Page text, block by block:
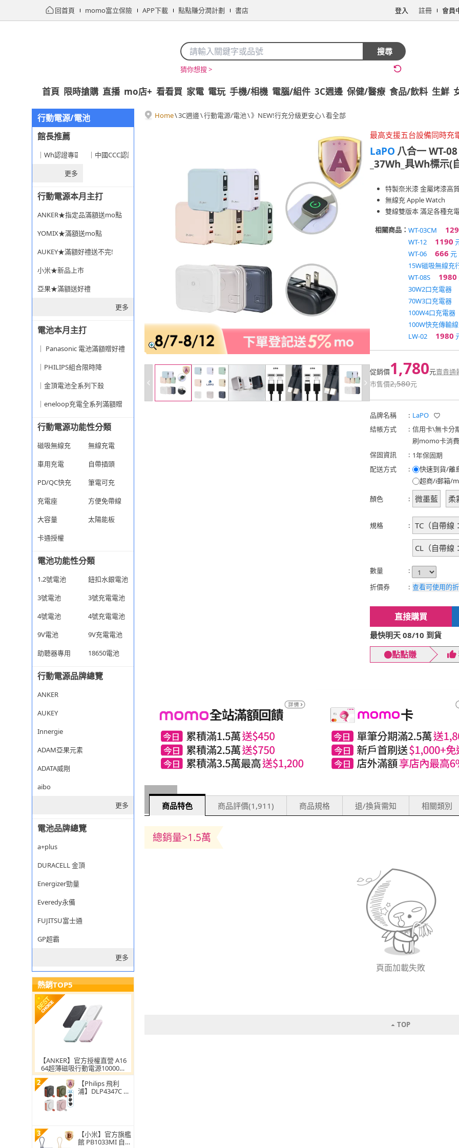
回首頁 momo富立保險 APP下載 點點賺分潤計劃 書店 登入 註冊 會員
搜尋
猜你想搜 >
首頁 限時搶購 直播 mo店+ 看看買 家電 電玩 手機/相機 電腦/組件 3C週邊 保健/醫療 食品/飲料 生鮮
行動電源/電池
館長推薦
｜Wh認證專區★旅遊安心選
｜中國CCC認證專區
更多
行動電源本月主打
ANKER★指定品滿額送mo點
YOMIX★滿額送mo點
AUKEY★滿額好禮送不完!
小米★新品上市
亞果★滿額送好禮
更多
電池本月主打
｜ Panasonic 電池滿額贈好禮
｜PHILIPS組合限時降
｜金頂電池全系列下殺
｜eneloop充電全系列滿額贈
行動電源功能性分類
磁吸無線充
無線充電
車用充電
自帶插頭
PD/QC快充
筆電可充
充電座
方便免帶線
大容量
太陽能板
卡通授權
電池功能性分類
1.2號電池
鈕扣水銀電池
3號電池
3號充電電池
4號電池
4號充電電池
9V電池
9V充電電池
助聽器專用
18650電池
行動電源品牌總覽
ANKER
AUKEY
Innergie
ADAM亞果元素
ADATA威剛
aibo
更多
電池品牌總覽
a+plus
DURACELL 金頂
Energizer勁量
Everedy永備
FUJITSU富士通
GP超霸
更多
熱銷TOP5
【ANKER】官方授權直營 A16
64超薄磁吸行動電源10000m
Ah Qi2 30W(黑白粉綠 Wh標
示/MagSafe/溫度監控/輕薄)
2
【Philips 飛利
浦】DLP4347C 10
Wh標示)
3
【小米】官方旗艦
館 PB1033MI 自
Home\3C週邊\行動電源/電池\》NEW!行充分級更安心\看全部
最高支援五台設備同時充
LaPO 八合一 WT-
_37Wh_具Wh標示
特製奈米漆 金屬烤漆高
無線充 Apple Watch
雙線雙版本 滿足各種充
相關商品： WT-03CM
WT-12 1190
WT-06
666 元
15W磁吸無線充
WT-08S
1980
30W2口充電器
70W3口充電器
100W4口充電器
100W快充傳輸線
LW-02
1980
促銷價1,780元賣貴通
市售價2,580元
品牌名稱 : LaPO
結帳方式
: 信用卡\無卡分
刷momo卡消
保固資訊
: 1年保固期
配送方式
:
快速到貨/離
超商/i郵箱/
顏色
: 微墨藍 柔
規格 : TC（自帶線
CL（自帶線
數量
:
折價券
: 查看可使用的
直接購買
最快明天 08/10 到貨
點點賺
商品特色 商品評價(1,911) 商品規格 退/換貨需知 相關類別
總銷量>1.5萬
頁面加載失敗
TOP